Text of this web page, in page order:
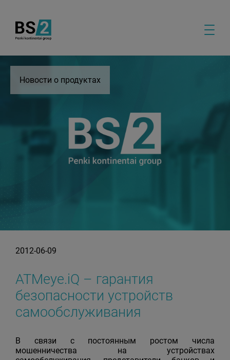
Новости о продуктах
2012-06-09
ATMeye.iQ – гарантия
безопасности устройств
самообслуживания
В связи с постоянным ростом числа
мошенничества на устройствах